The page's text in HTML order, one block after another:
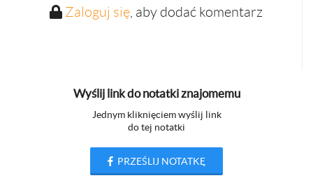
Zaloguj się, aby dodać komentarz
Wyślij link do notatki znajomemu
Jednym kliknięciem wyślij link
do tej notatki
PRZEŚLIJ NOTATKĘ